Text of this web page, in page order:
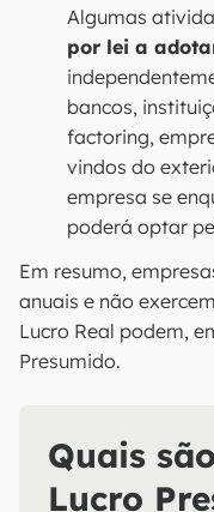
Algumas
por lei a
bancos,
factoring,
vindos do
empresa se
poderá optar
Em resumo,
anuais e não
Lucro Real podem,
Presumido.
Quais
Lucro